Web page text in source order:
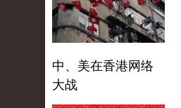
中、美在香港网络
大战